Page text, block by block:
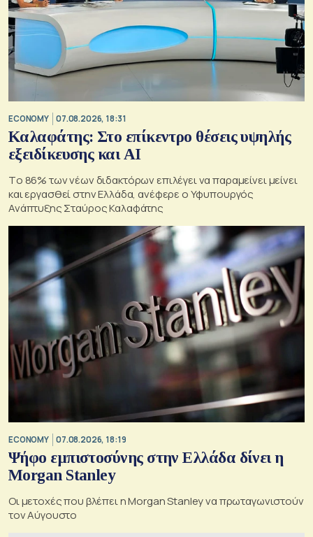
ECONOMY 07.08.2026, 18:31
Καλαφάτης: Στο επίκεντρο θέσεις υψηλής
εξειδίκευσης και AI
Tο 86% των νέων διδακτόρων επιλέγει να παραμείνει μείνει
και εργασθεί στην Ελλάδα, ανέφερε ο Υφυπουργός
Ανάπτυξης Σταύρος Καλαφάτης
ECONOMY 07.08.2026, 18:19
Ψήφο εμπιστοσύνης στην Ελλάδα δίνει η
Morgan Stanley
Οι μετοχές που βλέπει η Morgan Stanley να πρωταγωνιστούν
τον Αύγουστο